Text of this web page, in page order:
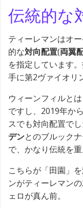
伝統的な
ティーレマンはオ
的な対向配置(両翼
を指定しています
手に第2ヴァイオリ
ウィーンフィルと
ですし、2019年か
スでも対向配置でし
デンとのブルック
で、かなり伝統を重
こちらが「田園」
ンがティーレマン
ェロが真ん前。